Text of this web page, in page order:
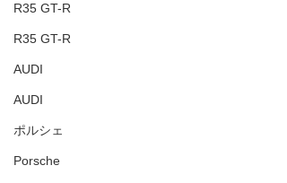
R35 GT-R
R35 GT-R
AUDI
AUDI
ポルシェ
Porsche